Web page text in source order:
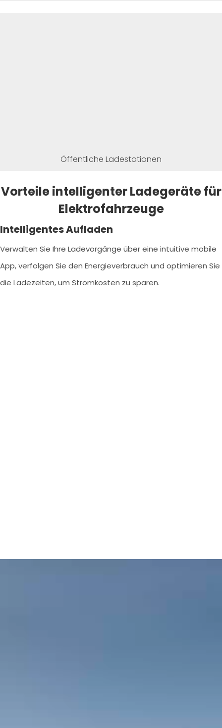
Öffentliche Ladestationen
Vorteile intelligenter Ladegeräte für
Elektrofahrzeuge
Intelligentes Aufladen
Verwalten Sie Ihre Ladevorgänge über eine intuitive mobile
App, verfolgen Sie den Energieverbrauch und optimieren Sie
die Ladezeiten, um Stromkosten zu sparen.